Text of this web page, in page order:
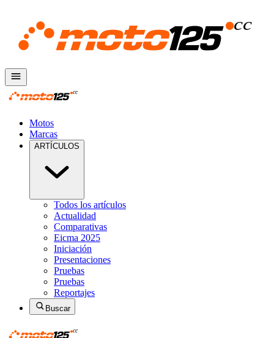
Motos
Marcas
ARTÍCULOS
Todos los artículos
Actualidad
Comparativas
Eicma 2025
Iniciación
Presentaciones
Pruebas
Pruebas
Reportajes
Buscar